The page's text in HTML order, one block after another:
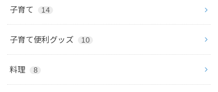
子育て 14
子育て便利グッズ 10
料理 8